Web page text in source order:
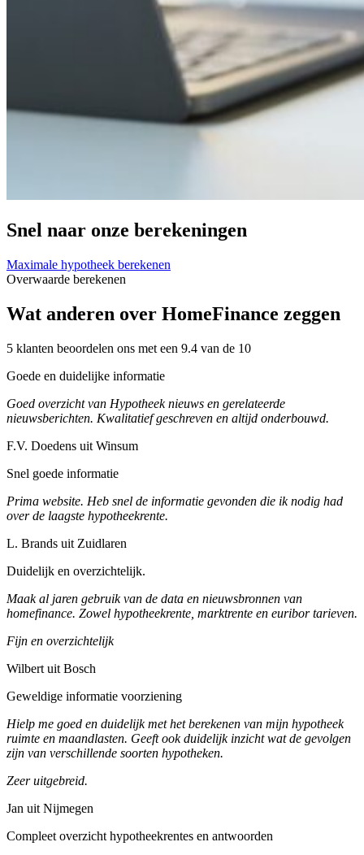
Snel naar onze berekeningen
Maximale hypotheek berekenen
Overwaarde berekenen
Wat anderen over HomeFinance zeggen
5 klanten beoordelen ons met een 9.4 van de 10
Goede en duidelijke informatie
Goed overzicht van Hypotheek nieuws en gerelateerde
nieuwsberichten. Kwalitatief geschreven en altijd onderbouwd.
F.V. Doedens uit Winsum
Snel goede informatie
Prima website. Heb snel de informatie gevonden die ik nodig had
over de laagste hypotheekrente.
L. Brands uit Zuidlaren
Duidelijk en overzichtelijk.
Maak al jaren gebruik van de data en nieuwsbronnen van
homefinance. Zowel hypotheekrente, marktrente en euribor tarieven.
Fijn en overzichtelijk
Wilbert uit Bosch
Geweldige informatie voorziening
Hielp me goed en duidelijk met het berekenen van mijn hypotheek
ruimte en maandlasten. Geeft ook duidelijk inzicht wat de gevolgen
zijn van verschillende soorten hypotheken.
Zeer uitgebreid.
Jan uit Nijmegen
Compleet overzicht hypotheekrentes en antwoorden